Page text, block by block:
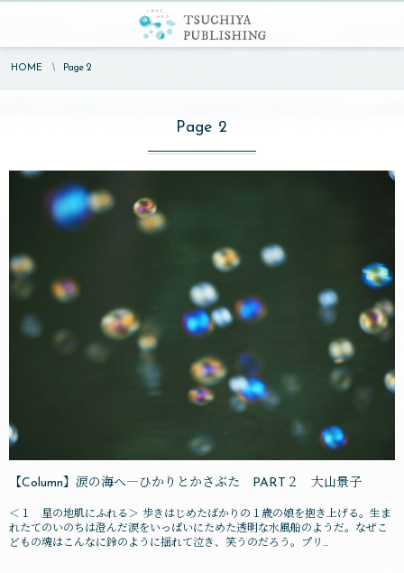
HOME Page 2
Page 2
【Column】涙の海へ―ひかりとかさぶた PART２ 大山景子
＜１ 星の地肌にふれる＞ 歩きはじめたばかりの１歳の娘を抱き上げる。生ま
れたてのいのちは澄んだ涙をいっぱいにためた透明な水風船のようだ。なぜこ
どもの魂はこんなに鈴のように揺れて泣き、笑うのだろう。プリ...